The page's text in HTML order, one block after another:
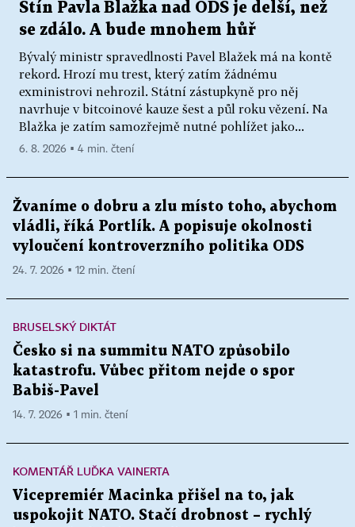
Stín Pavla Blažka nad ODS je delší, než
se zdálo. A bude mnohem hůř
Bývalý ministr spravedlnosti Pavel Blažek má na kontě
rekord. Hrozí mu trest, který zatím žádnému
exministrovi nehrozil. Státní zástupkyně pro něj
navrhuje v bitcoinové kauze šest a půl roku vězení. Na
Blažka je zatím samozřejmě nutné pohlížet jako...
6. 8. 2026 ▪ 4 min. čtení
Žvaníme o dobru a zlu místo toho, abychom
vládli, říká Portlík. A popisuje okolnosti
vyloučení kontroverzního politika ODS
24. 7. 2026 ▪ 12 min. čtení
BRUSELSKÝ DIKTÁT
Česko si na summitu NATO způsobilo
katastrofu. Vůbec přitom nejde o spor
Babiš-Pavel
14. 7. 2026 ▪ 1 min. čtení
KOMENTÁŘ LUĎKA VAINERTA
Vicepremiér Macinka přišel na to, jak
uspokojit NATO. Stačí drobnost – rychlý